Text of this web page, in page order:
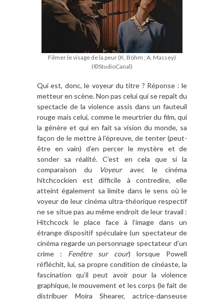
Filmer le visage de la peur (K. Böhm ; A. Massey)
(©StudioCanal)
Qui est, donc, le voyeur du titre ? Réponse : le
metteur en scène. Non pas celui qui se repaît du
spectacle de la violence assis dans un fauteuil
rouge mais celui, comme le meurtrier du film, qui
la génère et qui en fait sa vision du monde, sa
façon de le mettre à l’épreuve, de tenter (peut-
être en vain) d’en percer le mystère et de
sonder sa réalité. C’est en cela que si la
comparaison du Voyeuravec le cinéma
hitchcockien est difficile à contredire, elle
atteint également sa limite dans le sens où le
voyeur de leur cinéma ultra-théorique respectif
ne se situe pas au même endroit de leur travail :
Hitchcock le place face à l’image dans un
étrange dispositif spéculaire (un spectateur de
cinéma regarde un personnage spectateur d’un
crime : Fenêtre sur cour) lorsque Powell
réfléchit, lui, sa propre condition de cinéaste, la
fascination qu’il peut avoir pour la violence
graphique, le mouvement et les corps (le fait de
distribuer Moira Shearer, actrice-danseuse